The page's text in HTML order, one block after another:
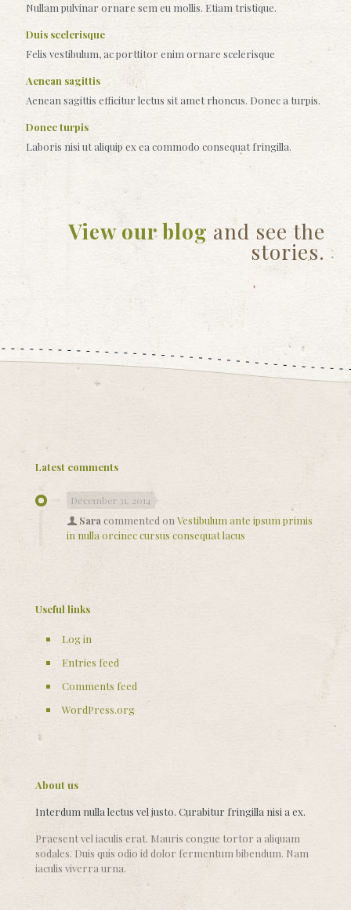
Nullam pulvinar ornare sem eu mollis. Etiam tristique.
Duis scelerisque
Felis vestibulum, ac porttitor enim ornare scelerisque
Aenean sagittis
Aenean sagittis efficitur lectus sit amet rhoncus. Donec a turpis.
Donec turpis
Laboris nisi ut aliquip ex ea commodo consequat fringilla.
View our blog and see the
stories.
Latest comments
December 31, 2014
Sara commented on Vestibulum ante ipsum primis
in nulla orcinec cursus consequat lacus
Useful links
Log in
Entries feed
Comments feed
WordPress.org
About us
Interdum nulla lectus vel justo. Curabitur fringilla nisi a ex.
Praesent vel iaculis erat. Mauris congue tortor a aliquam
sodales. Duis quis odio id dolor fermentum bibendum. Nam
iaculis viverra urna.